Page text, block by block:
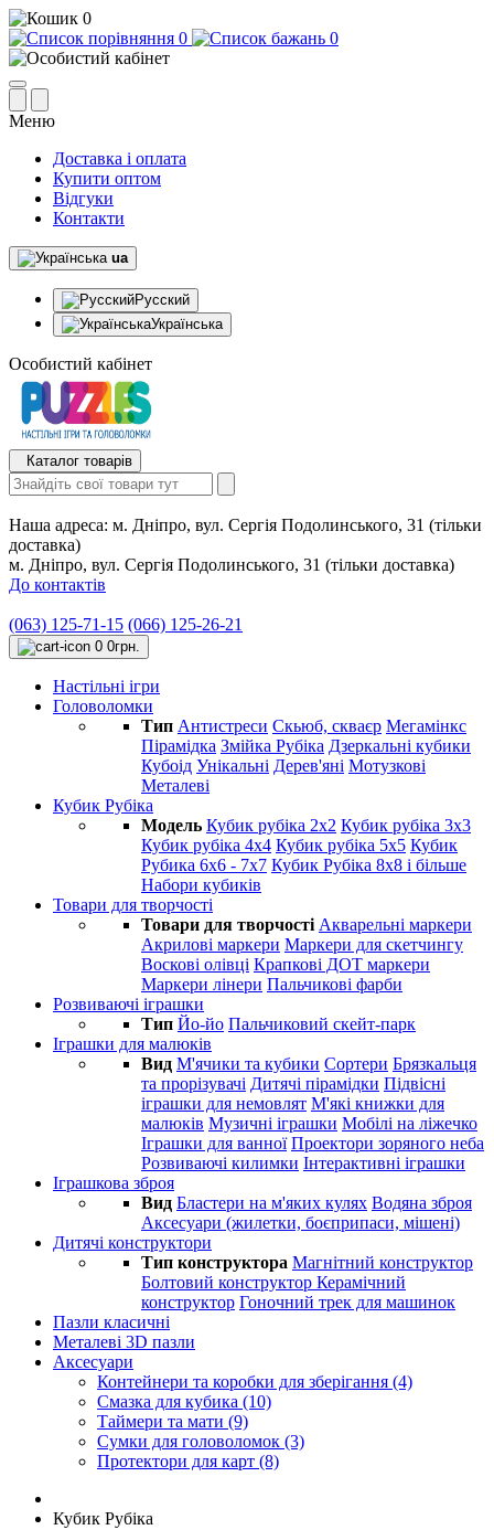
0
0
0
Меню
Доставка і оплата
Купити оптом
Відгуки
Контакти
ua
Русский
Українська
Особистий кабінет
Каталог товарів
Наша адреса: м. Дніпро, вул. Сергія Подолинського, 31 (тільки
доставка)
м. Дніпро, вул. Сергія Подолинського, 31 (тільки доставка)
До контактів
(063) 125-71-15 (066) 125-26-21
0 0грн.
Настільні ігри
Головоломки
Тип Антистреси Cкьюб, скваєр Мегамінкс
Пірамідка Змійка Рубіка Дзеркальні кубики
Кубоід Унікальні Дерев'яні Мотузкові
Металеві
Кубик Рубіка
Модель Кубик рубіка 2х2 Кубик рубіка 3х3
Кубик рубіка 4х4 Кубик рубіка 5х5 Кубик
Рубика 6х6 - 7х7 Кубик Рубіка 8х8 і більше
Набори кубиків
Товари для творчості
Товари для творчості Акварельні маркери
Акрилові маркери Маркери для скетчингу
Воскові олівці Крапкові ДОТ маркери
Маркери лінери Пальчикові фарби
Розвиваючі іграшки
Тип Йо-йо Пальчиковий скейт-парк
Іграшки для малюків
Вид М'ячики та кубики Сортери Брязкальця
та прорізувачі Дитячі пірамідки Підвісні
іграшки для немовлят М'які книжки для
малюків Музичні іграшки Мобілі на ліжечко
Іграшки для ванної Проектори зоряного неба
Розвиваючі килимки Інтерактивні іграшки
Іграшкова зброя
Вид Бластери на м'яких кулях Водяна зброя
Аксесуари (жилетки, боєприпаси, мішені)
Дитячі конструктори
Тип конструктора Магнітний конструктор
Болтовий конструктор Керамічний
конструктор Гоночний трек для машинок
Пазли класичні
Металеві 3D пазли
Аксесуари
Контейнери та коробки для зберігання (4)
Смазка для кубика (10)
Таймери та мати (9)
Сумки для головоломок (3)
Протектори для карт (8)
Кубик Рубіка